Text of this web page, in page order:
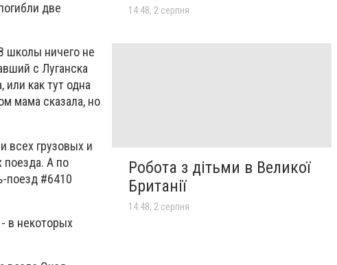
две
школы ничего не
с Луганска
как тут одна
мама сказала, но
всех грузовых и
поезда. А по
поезд #6410
в некоторых
14:48, 2 серпня
Робота з дітьми в Великої
Британії
14:48, 2 серпня